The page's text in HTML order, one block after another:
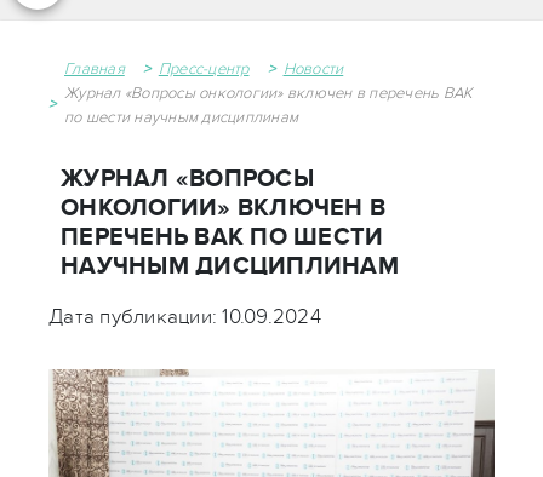
Главная Пресс-центр
Новости
Журнал «Вопросы онкологии» включен в перечень ВАК
по шести научным дисциплинам
ЖУРНАЛ «ВОПРОСЫ
ОНКОЛОГИИ» ВКЛЮЧЕН В
ПЕРЕЧЕНЬ ВАК ПО ШЕСТИ
НАУЧНЫМ ДИСЦИПЛИНАМ
Дата публикации: 10.09.2024